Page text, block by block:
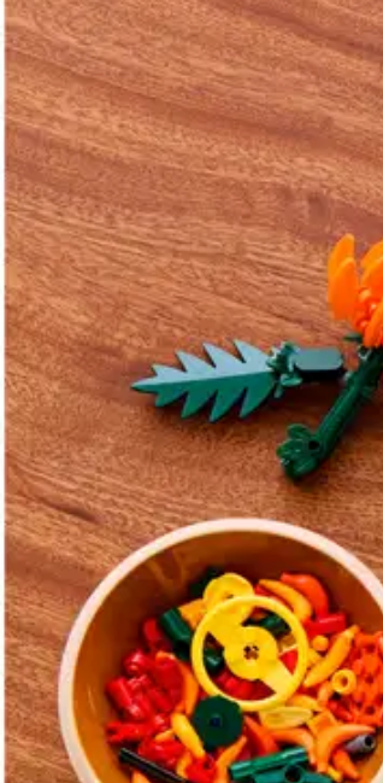
Asiakasomistaja-alennus-15 %
Avaa kuva suurempana
Avaa kuva suurempana
Avaa kuva suurempana
Avaa kuva suurempana
Avaa kuva suurempana
Avaa kuva suurempana
Avaa kuva suurempana
Karusellin nuolipainikkeet
Seuraava
Karusellin pikakuvakkeet